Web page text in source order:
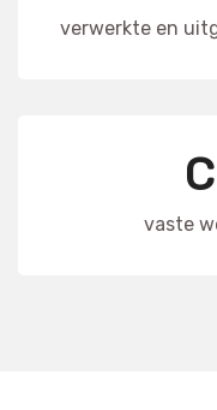
verwerkte en
vaste